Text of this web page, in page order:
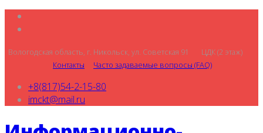
Вологодская область, г. Никольск, ул. Советская 91 ЦДК (2 этаж)
Контакты
Часто задаваемые вопросы (FAQ)
+8(817)54-2-15-80
imckt@mail.ru